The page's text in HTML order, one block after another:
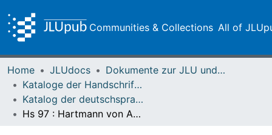
Communities & Collections All of
Home JLUdocs
Dokumente zur JLU und ihren Sammlungen
Kataloge der Handschriften der Universitätsbibliothek
Katalog der deutschsprachigen mittelalterlichen Handschriften – Seelbach
Hs 97 : Hartmann von Aue: Iwein (2. V. 13. Jh.)